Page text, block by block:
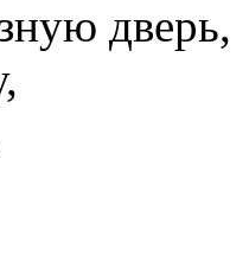
дверь,